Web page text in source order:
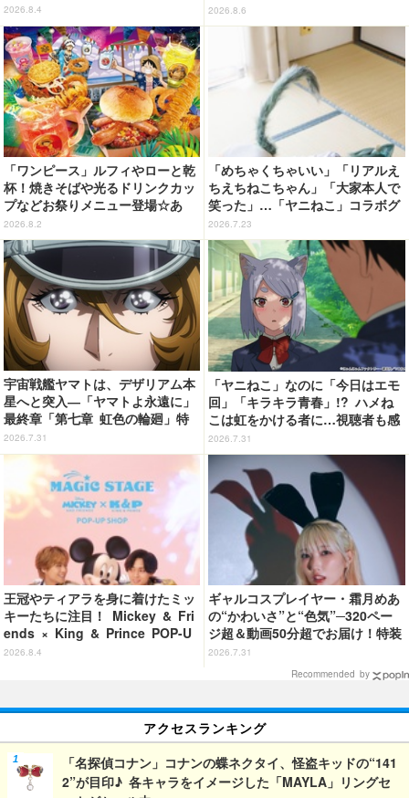
度満点◎
2026.8.4
虎杖悠仁、乙骨憂太ら16キャラ追
加で全104種
2026.8.6
「ワンピース」ルフィやローと乾
杯！焼きそばや光るドリンクカッ
プなどお祭りメニュー登場☆あ
の“麦わら帽子”もグッズ化!? 【U
SJ「ワンピース・プレミア・サマ
ー」が開幕】
2026.8.2
「めちゃくちゃいい」「リアルえ
ちえちねこちゃん」「大家本人で
笑った」…「ヤニねこ」コラボグ
ラビアが超話題!! 篠崎こころ＆
声優・稲田徹が出演「ヤンマガ」
34号
2026.7.23
宇宙戦艦ヤマトは、デザリアム本
星へと突入―「ヤマトよ永遠に」
最終章「第七章 虹色の輪廻」特
報映像が公開！加藤直之新規描き
下ろし特製スリーブのBlu-ray＆D
VD情報も
2026.7.31
「ヤニねこ」なのに「今日はエモ
回」「キラキラ青春」!? ハメね
こは虹をかける者に…視聴者も感
覚麻痺続出!? 夏アニメの問題作
「ヤニねこ」第5話【ネタバレあ
り反応まとめ】
2026.7.31
王冠やティアラを身に着けたミッ
キーたちに注目！ Mickey & Fri
ends × King & Prince POP-U
P SHOP「MAGIC STAGE」に新
2026.8.4
ギャルコスプレイヤー・霜月めあ
の“かわいさ”と“色気”─320ペー
ジ超＆動画50分超でお届け！特装
合本版のデジタル写真集が登場
2026.7.31
Recommended by
アクセスランキング
「名探偵コナン」コナンの蝶ネクタイ、怪盗キッドの“141
2”が目印♪ 各キャラをイメージした「MAYLA」リングセ